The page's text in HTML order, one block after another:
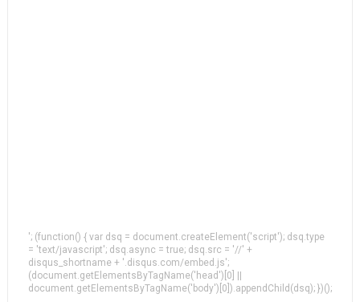
'; (function() { var dsq = document.createElement('script'); dsq.type
= 'text/javascript'; dsq.async = true; dsq.src = '//' +
disqus_shortname + '.disqus.com/embed.js';
(document.getElementsByTagName('head')[0] ||
document.getElementsByTagName('body')[0]).appendChild(dsq); })();